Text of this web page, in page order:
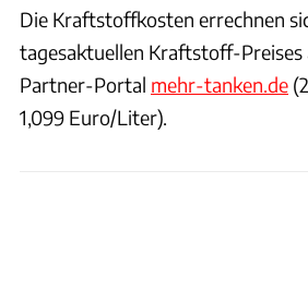
Die Kraftstoffkosten errechnen
tagesaktuellen Kraftstoff-Preises
Partner-Portal mehr-tanken.de
1,099 Euro/Liter).